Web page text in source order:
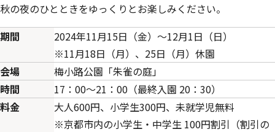
秋の夜のひとときをゆっくりとお楽しみください。
期間
2024年11月15日（金）～12月1日（日）
※11月18日（月）、25日（月）休園
会場
梅小路公園「朱雀の庭」
時間
17：00～21：00（最終入園 20：30）
料金
大人600円、小学生300円、未就学児無料
※京都市内の小学生・中学生 100円割引（割引の